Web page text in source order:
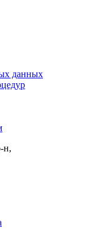
данных
н,